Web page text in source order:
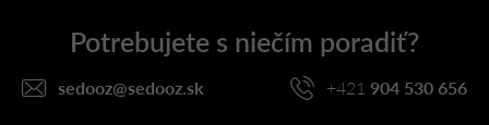
sedooz@sedooz.sk +421 904 530 656